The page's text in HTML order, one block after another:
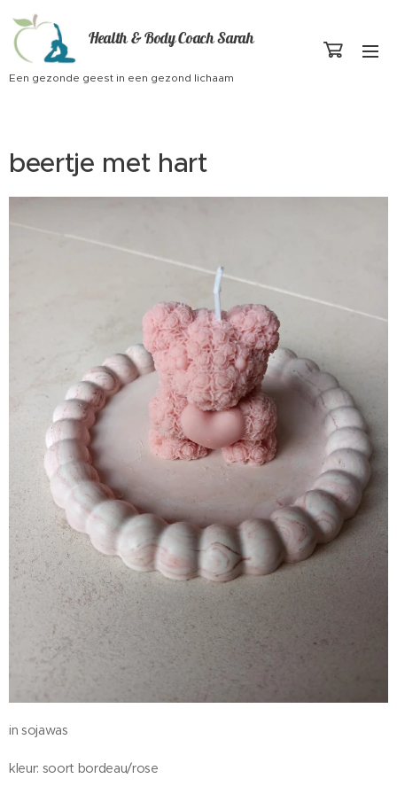
Health & Body Coach Sarah
Een gezonde geest in een gezond lichaam
beertje met hart
in sojawas
kleur: soort bordeau/rose